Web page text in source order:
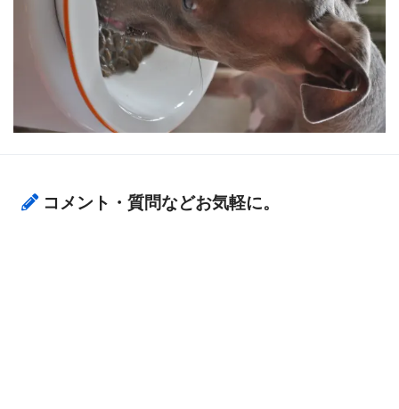
コメント・質問などお気軽に。